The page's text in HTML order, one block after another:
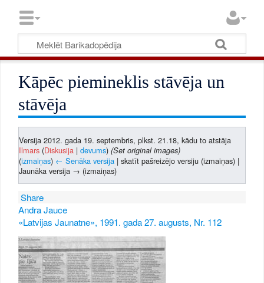
Kāpēc piemineklis stāvēja un
stāvēja
Versija 2012. gada 19. septembris, plkst. 21.18, kādu to atstāja
Ilmars (Diskusija |devums) (Set original images)
(izmaiņas) ← Senāka versija | skatīt pašreizējo versiju (izmaiņas) |
Jaunāka versija → (izmaiņas)
Share
Andra Jauce
«Latvijas Jaunatne», 1991. gada 27. augusts, Nr. 112